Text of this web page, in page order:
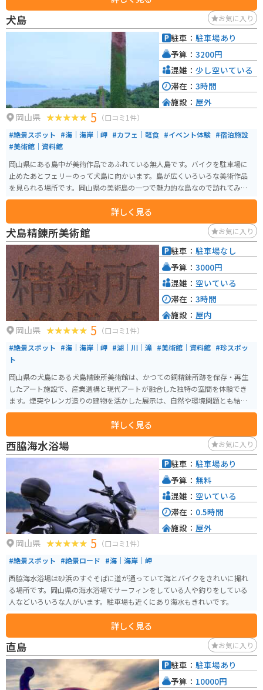
犬島 お気に入り
岡山県 5 （口コミ1件）
#絶景スポット #海｜海岸｜岬 #カフェ｜軽食 #イベント体験 #宿泊施設
#美術館｜資料館
岡山県にある島中が美術作品であふれている無人島です。バイクを駐車場に
止めたあとフェリーのって犬島に向かいます。島が広くいろいろな美術作品
を見られる場所です。岡山県の美術島の一つで魅力的な島なので訪れてみて
はいかがでしょうか。
詳しく見る
駐車： 駐車場あり
予算： 3200円
混雑： 少し空いている
滞在： 3時間
施設： 屋外
犬島精錬所美術館 お気に入り
岡山県 5 （口コミ1件）
#絶景スポット #海｜海岸｜岬 #湖｜川｜滝 #美術館｜資料館 #珍スポッ
ト
岡山県の犬島にある犬島精錬所美術館は、かつての銅精錬所跡を保存・再生
したアート施設で、産業遺構と現代アートが融合した独特の空間を体験でき
ます。煙突やレンガ造りの建物を活かした展示は、自然や環境問題とも結び
ついており、静かな島の雰囲気の中でゆっくり鑑賞できるのが魅力です。 ア
クセスは宝伝港からフェリーで犬島へ渡る必要があり、便数は1日8便ほどで
予約不要と比較的利用しやすいです。島内はコンパクトで、美術館以外のア
ート施設も徒歩で巡ることができます。バイクや車は宝伝港周辺に駐輪・駐
車（1日500円程度）し、フェリー（約400円）で渡るスタイルになります。
島内は起伏が少なく歩きやすいですが、飲食店は限られるため事前の準備が
おすすめです。
詳しく見る
駐車： 駐車場なし
予算： 3000円
混雑： 空いている
滞在： 3時間
施設： 屋内
西脇海水浴場 お気に入り
岡山県 5 （口コミ1件）
#絶景スポット #絶景ロード #海｜海岸｜岬
西脇海水浴場は砂浜のすぐそばに道が通っていて海とバイクをきれいに撮れ
る場所です。岡山県の海水浴場でサーフィンをしている人や釣りをしている
人などいろいろな人がいます。駐車場も近くにあり海水もきれいです。
詳しく見る
駐車： 駐車場あり
予算： 無料
混雑： 空いている
滞在： 0.5時間
施設： 屋外
直島 お気に入り
駐車： 駐車場あり
予算： 10000円